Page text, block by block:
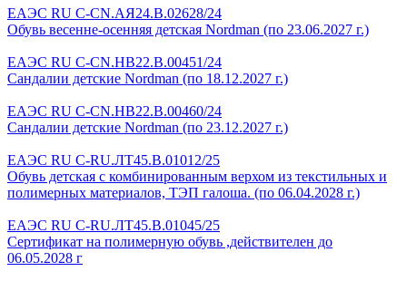
ЕАЭС RU С-CN.АЯ24.B.02628/24
Обувь весенне-осенняя детская Nordman (по 23.06.2027 г.)
ЕАЭС RU C-CN.HB22.B.00451/24
Сандалии детские Nordman (по 18.12.2027 г.)
ЕАЭС RU C-CN.HB22.B.00460/24
Сандалии детские Nordman (по 23.12.2027 г.)
ЕАЭС RU С-RU.ЛТ45.В.01012/25
Обувь детская с комбинированным верхом из текстильных и
полимерных материалов, ТЭП галоша. (по 06.04.2028 г.)
ЕАЭС RU С-RU.ЛТ45.В.01045/25
Сертификат на полимерную обувь ,действителен до
06.05.2028 г